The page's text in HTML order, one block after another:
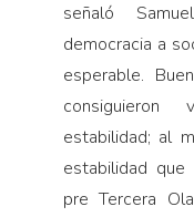
señaló
democracia a
esperable.
estabilidad; al
estabilidad que
pre Tercera